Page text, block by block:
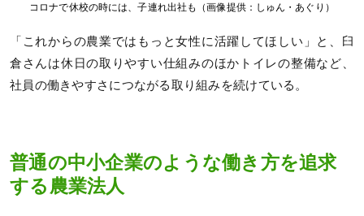
コロナで休校の時には、子連れ出社も（画像提供：しゅん・あぐり）
「これからの農業ではもっと女性に活躍してほしい」と、臼
倉さんは休日の取りやすい仕組みのほかトイレの整備など、
社員の働きやすさにつながる取り組みを続けている。
普通の中小企業のような働き方を追求
する農業法人